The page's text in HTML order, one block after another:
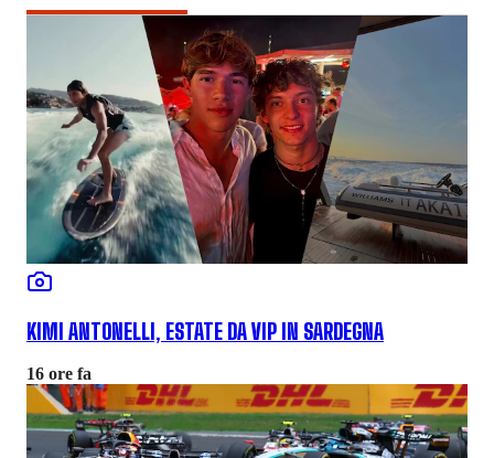
KIMI ANTONELLI, ESTATE DA VIP IN SARDEGNA
16 ore fa